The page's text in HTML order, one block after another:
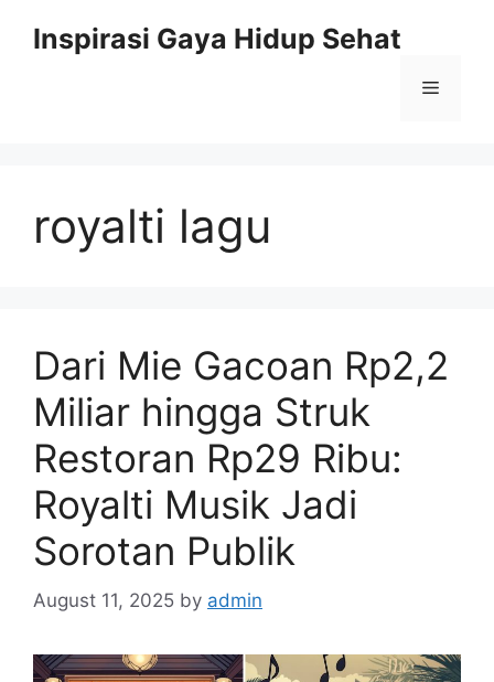
Inspirasi Gaya Hidup Sehat
Menu
royalti lagu
Dari Mie Gacoan Rp2,2
Miliar hingga Struk
Restoran Rp29 Ribu:
Royalti Musik Jadi
Sorotan Publik
August 11, 2025 by admin